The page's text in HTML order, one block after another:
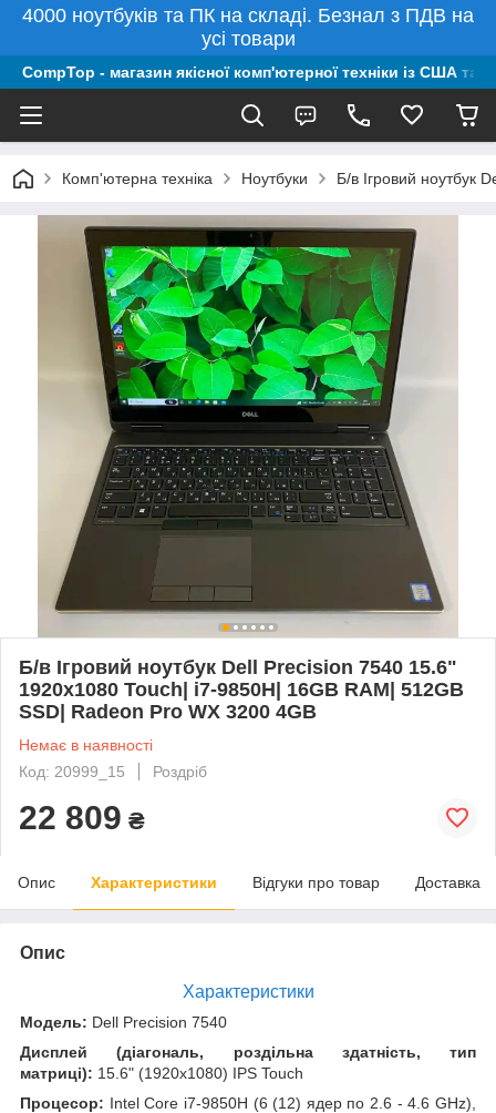
4000 ноутбуків та ПК на складі. Безнал з ПДВ на
усі товари
CompTop - магазин якісної комп'ютерної техніки із США та
Комп'ютерна техніка Ноутбуки Б/в Ігровий ноутбук
Б/в Ігровий ноутбук Dell Precision 7540 15.6"
1920x1080 Touch| i7-9850H| 16GB RAM| 512GB
SSD| Radeon Pro WX 3200 4GB
Немає в наявності
Код: 20999_15
Роздріб
22 809 ₴
Опис Характеристики Відгуки про товар Доставка
Опис
Характеристики
Модель: Dell Precision 7540
Дисплей (діагональ, роздільна здатність, тип
матриці): 15.6" (1920x1080) IPS Touch
Процесор: Intel Core i7-9850H (6 (12) ядер по 2.6 - 4.6 GHz),